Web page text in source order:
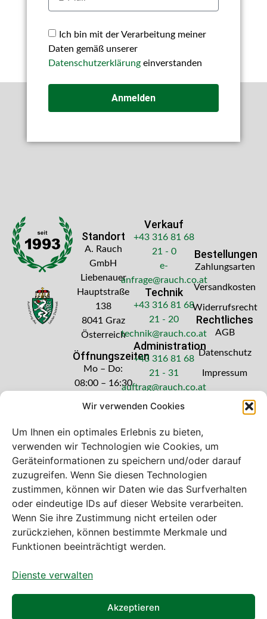
Wir verwenden Cookies
Um Ihnen ein optimales Erlebnis zu bieten,
verwenden wir Technologien wie Cookies, um
Geräteinformationen zu speichern und/oder darauf
zuzugreifen. Wenn Sie diesen Technologien
zustimmen, können wir Daten wie das Surfverhalten
oder eindeutige IDs auf dieser Website verarbeiten.
Wenn Sie ihre Zustimmung nicht erteilen oder
zurückziehen, können bestimmte Merkmale und
Funktionen beeinträchtigt werden.
Dienste verwalten
Akzeptieren
Ich bin mit der Verarbeitung meiner
Daten gemäß unserer
Datenschutzerklärungeinverstanden
Anmelden
Standort
A. Rauch
GmbH
Liebenauer
Hauptstraße
138
8041 Graz
Österreich
Öffnungszeiten
Mo – Do:
08:00 – 16:30
Freitag: 08:00
Verkauf
+43 316 81 68
21 - 0
e-
anfrage@rauch.co.at
Technik
+43 316 81 68
21 - 20
technik@rauch.co.at
Administration
+43 316 81 68
21 - 31
auftrag@rauch.co.at
Bestellungen
Zahlungsarten
Versandkosten
Widerrufsrecht
Rechtliches
AGB
Datenschutz
Impressum
Bei diesem Webshop handelt es sich um
einen B2B-Webshop
A. Rauch GmbH – Ihr Experte aus Österreich für Waagen,
Eich- & Kalibrierservice, Sprühnebel-Zerstäubungstechnik
und Lebensmittelmaschinen.
Sämtliche Angebote der A. Rauch GmbH richten sich
gewerbliche Kunden, Institutionen, Kommunen usw. aus